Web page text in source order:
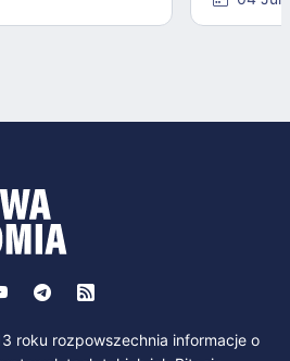
roku rozpowszechnia informacje o